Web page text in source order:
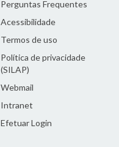
Perguntas Frequentes
Acessibilidade
Termos de uso
Política de privacidade
(SILAP)
Webmail
Intranet
Efetuar Login